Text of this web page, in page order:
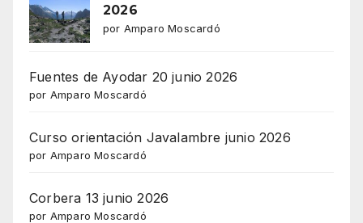
2026
por Amparo Moscardó
Fuentes de Ayodar 20 junio 2026
por Amparo Moscardó
Curso orientación Javalambre junio 2026
por Amparo Moscardó
Corbera 13 junio 2026
por Amparo Moscardó